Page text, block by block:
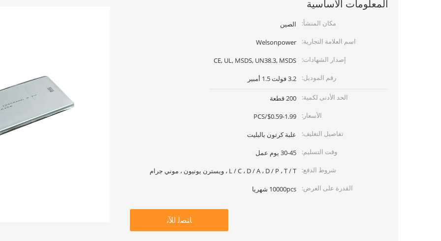
المعلومات الأساسية
مكان المنشأ:
الصين
اسم العلامة التجارية:
Welsonpower
إصدار الشهادات:
CE, UL, MSDS, UN38.3, MSDS
رقم الموديل:
3.2 فولت 1.5 أمبير
الحد الأدنى لكمية:
200 قطعة
الأسعار:
$0.59-1.99/PCS
تفاصيل التغليف:
علبة كرتون بالبليت
وقت التسليم:
30-45 يوم عمل
شروط الدفع:
L / C ، D / A ، D / P ، T / T ، ويسترن يونيون ، موني جرام
القدرة على العرض:
10000pcs شهريا
ﺎﺘﺼﻟ ﺍﻶﻧ